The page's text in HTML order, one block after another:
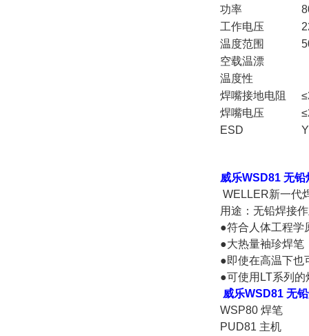
功率
工作电压
温度范围
空载温漂
温度性
焊嘴接地电阻
焊嘴电压
ESD
威乐WSD81 无铅
WELLER新一代
用途：无铅焊接
●符合人体工程学
●大热量袖珍焊笔
●即使在高温下也
●可使用LT系列的
威乐WSD81 无
WSP80 焊笔
PUD81 主机